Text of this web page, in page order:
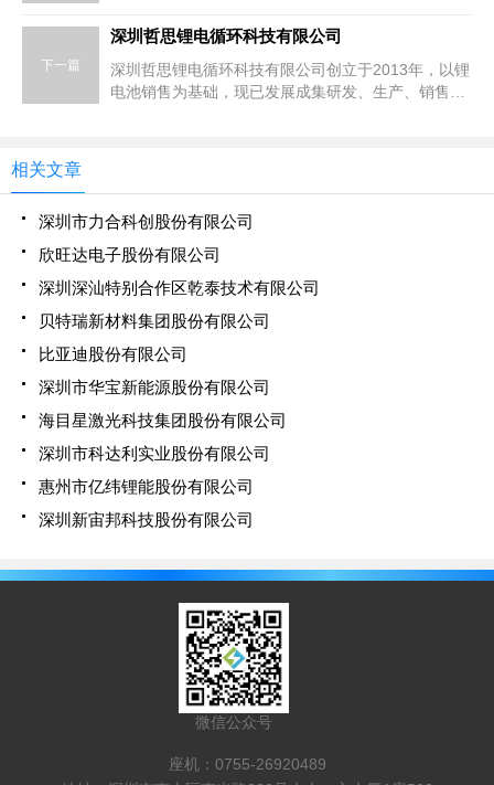
市梅江区西阳镇莆田威利邦电子科技园，总投资 5.2
6 万多平方米，现有员工 700 多人。
下一篇
深圳哲思锂电循环科技有限公司
深圳哲思锂电循环科技有限公司创立于2013年，以锂
电池销售为基础，现已发展成集研发、生产、销售一
用专利及软件著作权，主要包括：储能高压功能集成
板、多串并PACK级联储能系统【简称：ZS-ESS-
01】V1.2等。
相关文章
深圳市力合科创股份有限公司
欣旺达电子股份有限公司
深圳深汕特别合作区乾泰技术有限公司
贝特瑞新材料集团股份有限公司
比亚迪股份有限公司
深圳市华宝新能源股份有限公司
海目星激光科技集团股份有限公司
深圳市科达利实业股份有限公司
惠州市亿纬锂能股份有限公司
深圳新宙邦科技股份有限公司
微信公众号
座机：0755-26920489